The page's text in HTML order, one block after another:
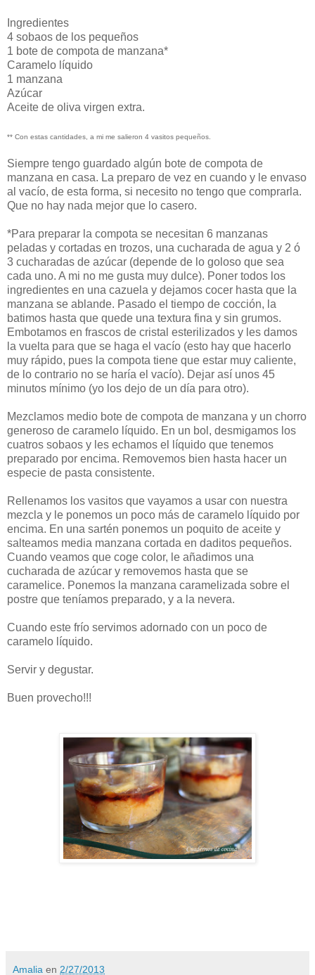
Ingredientes
4 sobaos de los pequeños
1 bote de compota de manzana*
Caramelo líquido
1 manzana
Azúcar
Aceite de oliva virgen extra.
** Con estas cantidades, a mi me salieron 4 vasitos pequeños.
Siempre tengo guardado algún bote de compota de
manzana en casa. La preparo de vez en cuando y le envaso
al vacío, de esta forma, si necesito no tengo que comprarla.
Que no hay nada mejor que lo casero.
*Para preparar la compota se necesitan 6 manzanas
peladas y cortadas en trozos, una cucharada de agua y 2 ó
3 cucharadas de azúcar (depende de lo goloso que sea
cada uno. A mi no me gusta muy dulce). Poner todos los
ingredientes en una cazuela y dejamos cocer hasta que la
manzana se ablande. Pasado el tiempo de cocción, la
batimos hasta que quede una textura fina y sin grumos.
Embotamos en frascos de cristal esterilizados y les damos
la vuelta para que se haga el vacío (esto hay que hacerlo
muy rápido, pues la compota tiene que estar muy caliente,
de lo contrario no se haría el vacío). Dejar así unos 45
minutos mínimo (yo los dejo de un día para otro).
Mezclamos medio bote de compota de manzana y un chorro
generoso de caramelo líquido. En un bol, desmigamos los
cuatros sobaos y les echamos el líquido que tenemos
preparado por encima. Removemos bien hasta hacer un
especie de pasta consistente.
Rellenamos los vasitos que vayamos a usar con nuestra
mezcla y le ponemos un poco más de caramelo líquido por
encima. En una sartén ponemos un poquito de aceite y
salteamos media manzana cortada en daditos pequeños.
Cuando veamos que coge color, le añadimos una
cucharada de azúcar y removemos hasta que se
caramelice. Ponemos la manzana caramelizada sobre el
postre que teníamos preparado, y a la nevera.
Cuando este frío servimos adornado con un poco de
caramelo líquido.
Servir y degustar.
Buen provecho!!!
Amalia en 2/27/2013